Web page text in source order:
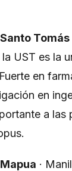
Tomás
la UST es la
en
en
a las
·